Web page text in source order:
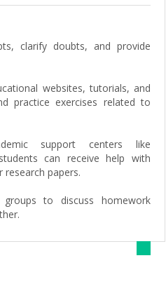
clarify doubts, and provide
websites, tutorials, and
practice exercises related to
support centers like
can receive help with
papers.
to discuss homework